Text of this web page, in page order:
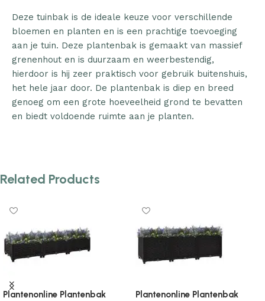
Deze tuinbak is de ideale keuze voor verschillende
bloemen en planten en is een prachtige toevoeging
aan je tuin. Deze plantenbak is gemaakt van massief
grenenhout en is duurzaam en weerbestendig,
hierdoor is hij zeer praktisch voor gebruik buitenshuis,
het hele jaar door. De plantenbak is diep en breed
genoeg om een grote hoeveelheid grond te bevatten
en biedt voldoende ruimte aan je planten.
Related Products
Plantenonline Plantenbak
Plantenonline Plantenbak